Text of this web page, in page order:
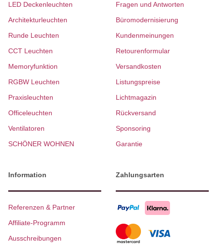
LED Deckenleuchten
Architekturleuchten
Runde Leuchten
CCT Leuchten
Memoryfunktion
RGBW Leuchten
Praxisleuchten
Officeleuchten
Ventilatoren
SCHÖNER WOHNEN
Fragen und Antworten
Büromodernisierung
Kundenmeinungen
Retourenformular
Versandkosten
Listungspreise
Lichtmagazin
Rückversand
Sponsoring
Garantie
Information
Referenzen & Partner
Affiliate-Programm
Ausschreibungen
Zahlungsarten